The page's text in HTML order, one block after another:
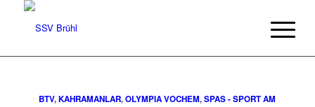
BTV,KAHRAMANLAR,OLYMPIA VOCHEM,SPAS - SPORT AM